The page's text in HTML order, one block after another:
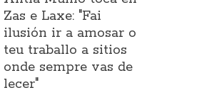
Zas e Laxe: "Fai
ilusión ir a amosar o
teu traballo a sitios
onde sempre vas de
lecer"